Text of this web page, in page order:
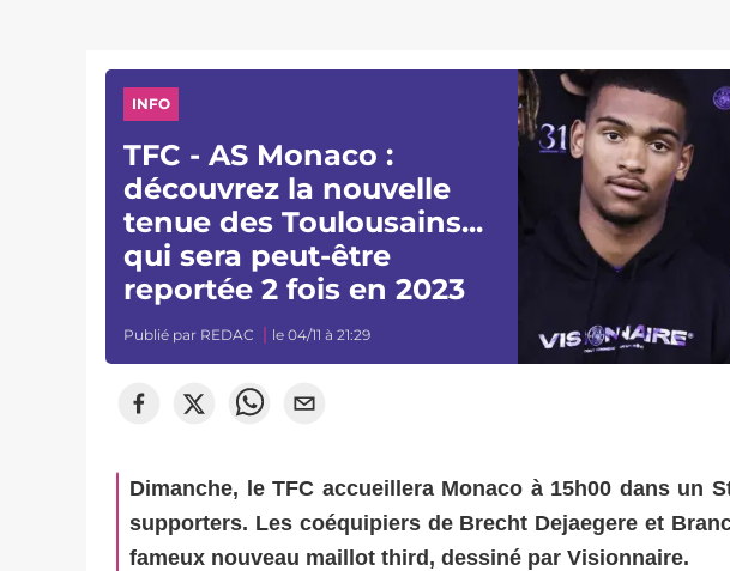
INFO
TFC - AS Monaco :
découvrez la nouvelle
tenue des Toulousains...
qui sera peut-être
reportée 2 fois en 2023
Publié par REDAC le 04/11 à 21:29
Dimanche, le TFC accueillera Monaco à 15h00 dans un
supporters. Les coéquipiers de Brecht Dejaegere et
fameux nouveau maillot third, dessiné par Visionnaire.